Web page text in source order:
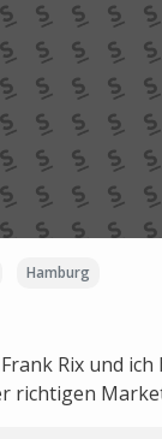
Hamburg
Rix und
richtigen